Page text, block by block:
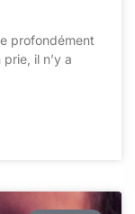
profondément
il n’y a